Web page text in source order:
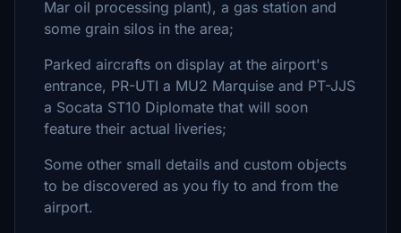
Mar oil processing plant), a gas station and
some grain silos in the area;
Parked aircrafts on display at the airport's
entrance, PR-UTI a MU2 Marquise and PT-JJS
a Socata ST10 Diplomate that will soon
feature their actual liveries;
Some other small details and custom objects
to be discovered as you fly to and from the
airport.